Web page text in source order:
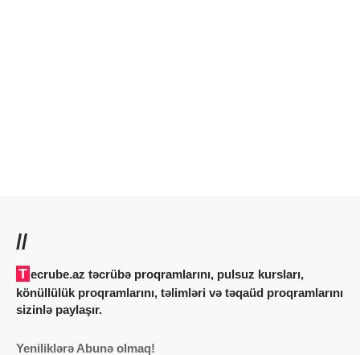
//
Tecrube.az təcrübə proqramlarını, pulsuz kursları,
könüllülük proqramlarını, təlimləri və təqaüd proqramlarını
sizinlə paylaşır.
Yeniliklərə Abunə olmaq!